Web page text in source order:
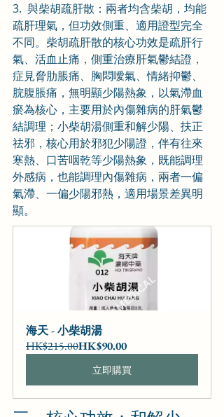
3.  與柴胡疏肝散：兩者均含柴胡，均能
疏肝理氣，但功效側重、適用證型完全
不同。柴胡疏肝散的核心功效是疏肝行
氣、活血止痛，側重治療肝氣鬱結證，
症見脅肋脹痛、胸悶噯氣、情緒抑鬱、
脘腹脹痛，無明顯少陽熱象，以氣滯血
瘀為核心，主要用於內傷雜病的肝氣鬱
結調理；小柴胡湯側重和解少陽、扶正
祛邪，核心用於邪犯少陽證，伴有往來
寒熱、口苦咽乾等少陽熱象，既能調理
外感病，也能調理內傷雜病，兩者一偏
氣滯、一偏少陽邪熱，適用場景差異明
顯。
海天 - 小柴胡湯
HK$215.00HK$90.00
立即購買